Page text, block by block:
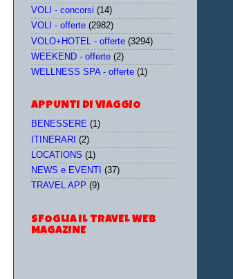
VOLI - concorsi (14)
VOLI - offerte (2982)
VOLO+HOTEL - offerte (3294)
WEEKEND - offerte (2)
WELLNESS SPA - offerte (1)
APPUNTI DI VIAGGIO
BENESSERE (1)
ITINERARI (2)
LOCATIONS (1)
NEWS e EVENTI
(37)
TRAVEL APP (9)
SFOGLIA IL TRAVEL WEB
MAGAZINE